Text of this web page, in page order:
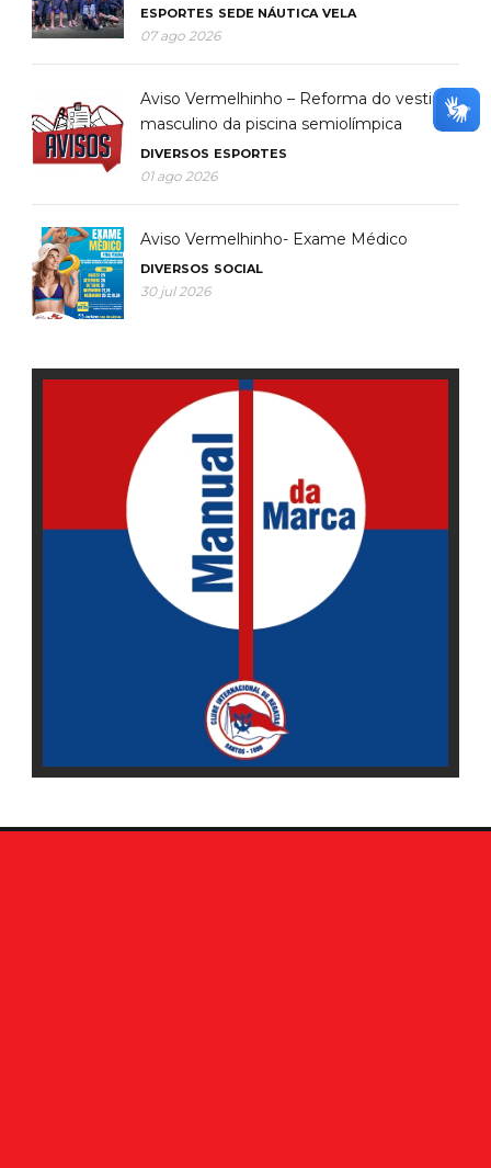
ESPORTES SEDE NÁUTICA VELA
07 ago 2026
Aviso Vermelhinho – Reforma do vestiário
masculino da piscina semiolímpica
DIVERSOS ESPORTES
01 ago 2026
Aviso Vermelhinho- Exame Médico
DIVERSOS SOCIAL
30 jul 2026